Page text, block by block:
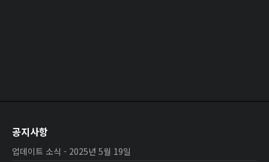
공지사항
업데이트 소식 - 2025년 5월 19일